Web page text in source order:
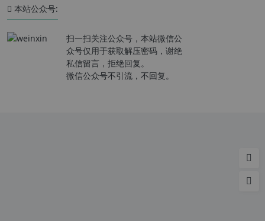
本站公众号:
扫一扫关注公众号，本站微信公
众号仅用于获取解压密码，谢绝
私信留言，拒绝回复。
微信公众号不引流，不回复。